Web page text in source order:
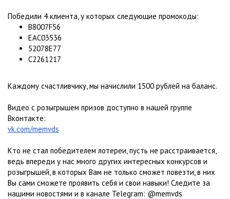
Победили 4 клиента, у которых следующие промокоды:
B8007F56
EAC03536
52078E77
C2261217
Каждому счастливчику, мы начислили 1500 рублей на баланс.
Видео с розыгрышем призов доступно в нашей группе
Вконтакте:
vk.com/memvds
Кто не стал победителем лотереи, пусть не расстраивается,
ведь впереди у нас много других интересных конкурсов и
розыгрышей, в которых Вам не только сможет повезти, в них
Вы сами сможете проявить себя и свои навыки! Следите за
нашими новостями и в канале Telegram: @memvds